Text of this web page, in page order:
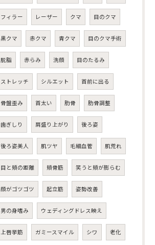
フィラー レーザー クマ 目のクマ
黒クマ 赤クマ 青クマ 目のクマ手術
脱脂 赤らみ 洗顔 目のたるみ
ストレッチ シルエット 首前に出る
骨盤歪み 首太い 肋骨 肋骨調整
歯ぎしり 肩盛り上がり 後ろ姿
後ろ姿美人 肌ツヤ 毛細血管 肌荒れ
目と頬の距離 頬骨筋 笑うと頬が膨らむ
顔がゴツゴツ 起立筋 姿勢改善
男の身嗜み ウェディングドレス映え
上唇挙筋 ガミースマイル シワ 老化